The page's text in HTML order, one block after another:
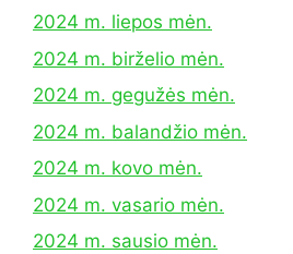
2024 m. liepos mėn.
2024 m. birželio mėn.
2024 m. gegužės mėn.
2024 m. balandžio mėn.
2024 m. kovo mėn.
2024 m. vasario mėn.
2024 m. sausio mėn.